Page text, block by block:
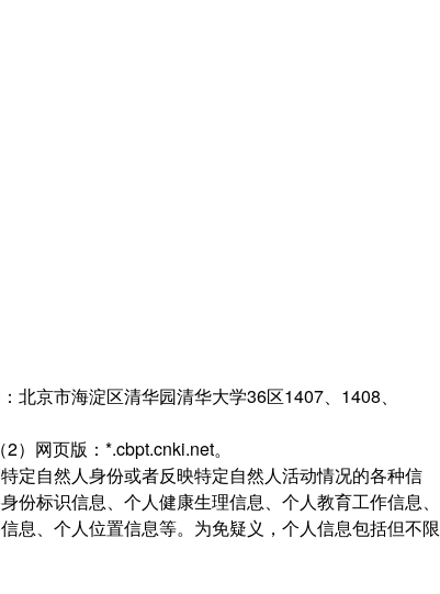
北京市海淀区清华园清华大学36区1407、1408、
网页版：*.cbpt.cnki.net。
定自然人身份或者反映特定自然人活动情况的各种信
标识信息、个人健康生理信息、个人教育工作信息、
息、个人位置信息等。为免疑义，个人信息包括但不限